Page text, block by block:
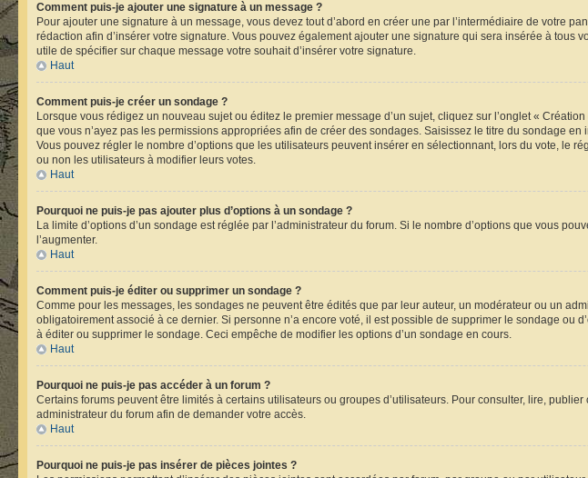
Comment puis-je ajouter une signature à un message ?
Pour ajouter une signature à un message, vous devez tout d’abord en créer une par l’intermédiaire de votre
rédaction afin d’insérer votre signature. Vous pouvez également ajouter une signature qui sera insérée à
utile de spécifier sur chaque message votre souhait d’insérer votre signature.
Haut
Comment puis-je créer un sondage ?
Lorsque vous rédigez un nouveau sujet ou éditez le premier message d’un sujet, cliquez sur l’onglet «
que vous n’ayez pas les permissions appropriées afin de créer des sondages. Saisissez le titre du sondage
Vous pouvez régler le nombre d’options que les utilisateurs peuvent insérer en sélectionnant, lors du vote, le
ou non les utilisateurs à modifier leurs votes.
Haut
Pourquoi ne puis-je pas ajouter plus d’options à un sondage ?
La limite d’options d’un sondage est réglée par l’administrateur du forum. Si le nombre d’options que vous
l’augmenter.
Haut
Comment puis-je éditer ou supprimer un sondage ?
Comme pour les messages, les sondages ne peuvent être édités que par leur auteur, un modérateur ou un
obligatoirement associé à ce dernier. Si personne n’a encore voté, il est possible de supprimer le sondage
à éditer ou supprimer le sondage. Ceci empêche de modifier les options d’un sondage en cours.
Haut
Pourquoi ne puis-je pas accéder à un forum ?
Certains forums peuvent être limités à certains utilisateurs ou groupes d’utilisateurs. Pour consulter, lire,
administrateur du forum afin de demander votre accès.
Haut
Pourquoi ne puis-je pas insérer de pièces jointes ?